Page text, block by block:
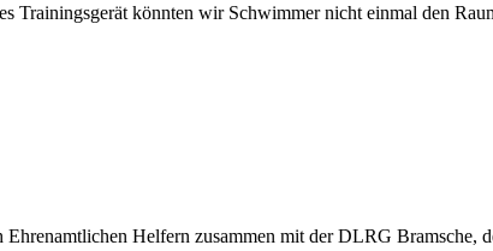
könnten wir Schwimmer nicht einmal den
Helfern zusammen mit der DLRG Bramsche,